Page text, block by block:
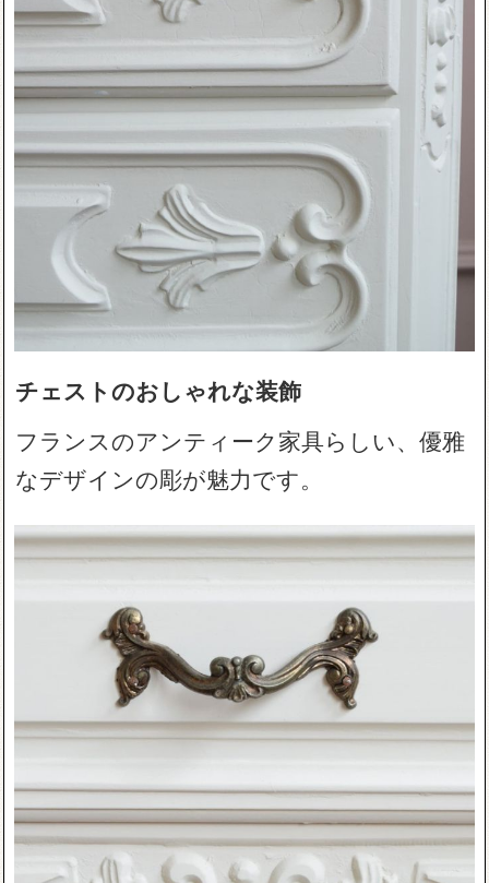
チェストのおしゃれな装飾
フランスのアンティーク家具らしい、優雅
なデザインの彫が魅力です。